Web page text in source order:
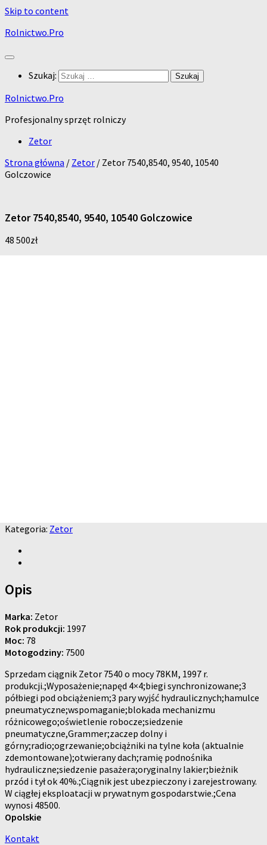
Skip to content
Rolnictwo.Pro
Szukaj:
Rolnictwo.Pro
Profesjonalny sprzęt rolniczy
Zetor
Strona główna / Zetor / Zetor 7540,8540, 9540, 10540
Golczowice
Zetor 7540,8540, 9540, 10540 Golczowice
48 500zł
Kategoria: Zetor
Opis
Marka: Zetor
Rok produkcji: 1997
Moc: 78
Motogodziny: 7500
Sprzedam ciągnik Zetor 7540 o mocy 78KM, 1997 r.
produkcji.;Wyposażenie;napęd 4×4;biegi synchronizowane;3
półbiegi pod obciążeniem;3 pary wyjść hydraulicznych;hamulce
pneumatyczne;wspomaganie;blokada mechanizmu
różnicowego;oświetlenie robocze;siedzenie
pneumatyczne,Grammer;zaczep dolny i
górny;radio;ogrzewanie;obciążniki na tylne koła (aktualnie
zdemontowane);otwierany dach;ramię podnośnika
hydrauliczne;siedzenie pasażera;oryginalny lakier;bieżnik
przód i tył ok 40%.;Ciągnik jest ubezpieczony i zarejestrowany.
W ciągłej eksploatacji w prywatnym gospodarstwie.;Cena
wynosi 48500.
Opolskie
Kontakt